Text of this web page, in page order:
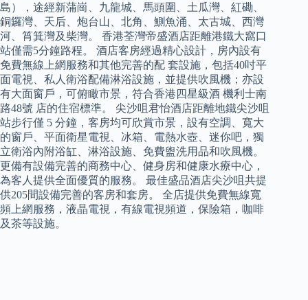
島），途經新蒲崗、九龍城、馬頭圍、土瓜灣、紅磡、
銅鑼灣、天后、炮台山、北角、鰂魚涌、太古城、西灣
河、筲箕灣及柴灣。 香港荃灣帝盛酒店距離港鐵大窩口
站僅需5分鐘路程。 酒店客房經過精心設計，房內設有
免費無線上網服務和其他完善的配 套設施，包括40吋平
面電視、私人衛浴配備淋浴設施，並提供吹風機；亦設
有大面窗戶，可俯瞰市景，符合香港四星級酒 機利士南
路48號 店的住宿標準。 尖沙咀君怡酒店距離地鐵尖沙咀
站步行僅 5 分鐘，客房均可欣賞市景，設有空調、寬大
的窗戶、平面衛星電視、冰箱、電熱水壺、迷你吧，獨
立衛浴內附浴缸、淋浴設施、免費盥洗用品和吹風機。
更備有設備完善的商務中心、健身房和健康水療中心，
為客人提供全面優質的服務。 最佳盛品酒店尖沙咀共提
供205間設備完善的客房和套房。 全店提供免費無線寬
頻上網服務，液晶電視，有線電視頻道，保險箱，咖啡
及茶等設施。